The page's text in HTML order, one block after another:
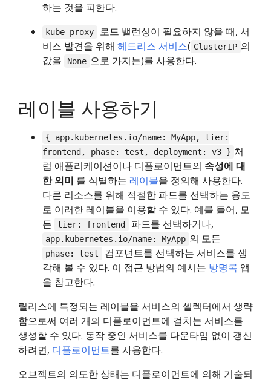
하는 것을 피한다.
kube-proxy
로드 밸런싱이 필요하지 않을 때, 서
비스 발견을 위해 헤드리스 서비스( ClusterIP 의
값을
None 으로 가지는)를 사용한다.
레이블 사용하기
{ app.kubernetes.io/name: MyApp, tier:
frontend, phase: test, deployment: v3 } 처
럼 애플리케이션이나 디플로이먼트의 속성에 대
한 의미 를 식별하는 레이블을 정의해 사용한다.
다른 리소스를 위해 적절한 파드를 선택하는 용도
로 이러한 레이블을 이용할 수 있다. 예를 들어, 모
든
tier: frontend 파드를 선택하거나,
app.kubernetes.io/name: MyApp 의 모든
phase: test
컴포넌트를 선택하는 서비스를 생
각해 볼 수 있다. 이 접근 방법의 예시는 방명록 앱
을 참고한다.
릴리스에 특정되는 레이블을 서비스의 셀렉터에서 생략
함으로써 여러 개의 디플로이먼트에 걸치는 서비스를
생성할 수 있다. 동작 중인 서비스를 다운타임 없이 갱신
하려면, 디플로이먼트를 사용한다.
오브젝트의 의도한 상태는 디플로이먼트에 의해 기술되